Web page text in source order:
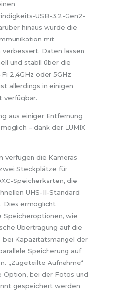
USB-3.2-Gen2-
hinaus wurde die
mit
verbessert. Daten lassen
und stabil über die
2,4GHz oder 5GHz
allerdings in einigen
verfügbar.
aus einiger Entfernung
– dank der LUMIX
verfügen die Kameras
Steckplätze für
Speicherkarten, die
UHS-II-Standard
Dies ermöglicht
Speicheroptionen, wie
Übertragung auf die
Kapazitätsmangel der
Speicherung auf
„Zugeteilte Aufnahme“
Option, bei der Fotos und
gespeichert werden